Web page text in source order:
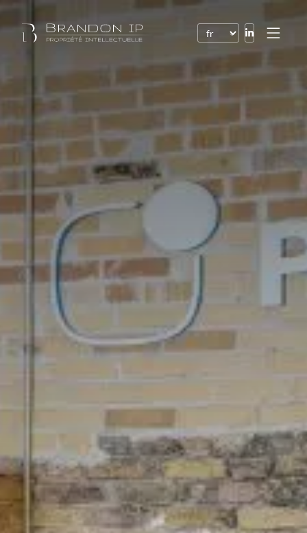
Marques
Dessins et modèles
Droit de l’Internet
Noms de domaine
Droits d’auteur
Logiciels
Contrats
Litiges
Douanes
Histoire
De A à Z, ou presque
La différence
Nos distinctions